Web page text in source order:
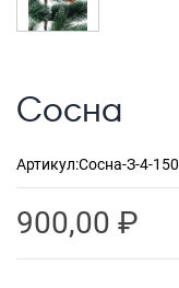
Сосна
Артикул:Сосна-З-4-150
900,00 ₽